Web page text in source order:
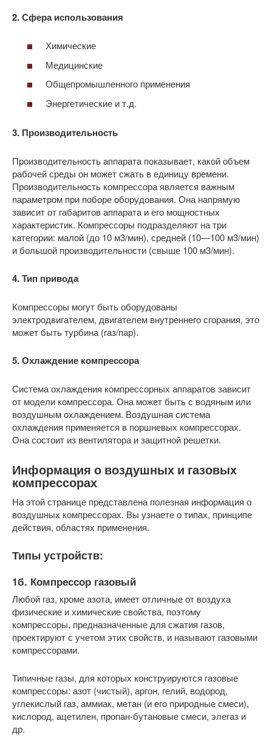
2. Сфера использования
Химические
Медицинские
Общепромышленного применения
Энергетические и т.д.
3. Производительность
Производительность аппарата показывает, какой объем
рабочей среды он может сжать в единицу времени.
Производительность компрессора является важным
параметром при поборе оборудования. Она напрямую
зависит от габаритов аппарата и его мощностных
характеристик. Компрессоры подразделяют на три
категории: малой (до 10 м3/мин), средней (10—100 м3/мин)
и большой производительности (свыше 100 м3/мин).
4. Тип привода
Компрессоры могут быть оборудованы
электродвигателем, двигателем внутреннего сгорания, это
может быть турбина (газ/пар).
5. Охлаждение компрессора
Система охлаждения компрессорных аппаратов зависит
от модели компрессора. Она может быть с водяным или
воздушным охлаждением. Воздушная система
охлаждения применяется в поршневых компрессорах.
Она состоит из вентилятора и защитной решетки.
Информация о воздушных и газовых
компрессорах
На этой странице представлена полезная информация о
воздушных компрессорах. Вы узнаете о типах, принципе
действия, областях применения.
Типы устройств:
1б. Компрессор газовый
Любой газ, кроме азота, имеет отличные от воздуха
физические и химические свойства, поэтому
компрессоры, предназначенные для сжатия газов,
проектируют с учетом этих свойств, и называют газовыми
компрессорами.
Типичные газы, для которых конструируются газовые
компрессоры: азот (чистый), аргон, гелий, водород,
углекислый газ, аммиак, метан (и его природные смеси),
кислород, ацетилен, пропан-бутановые смеси, элегаз и
др.